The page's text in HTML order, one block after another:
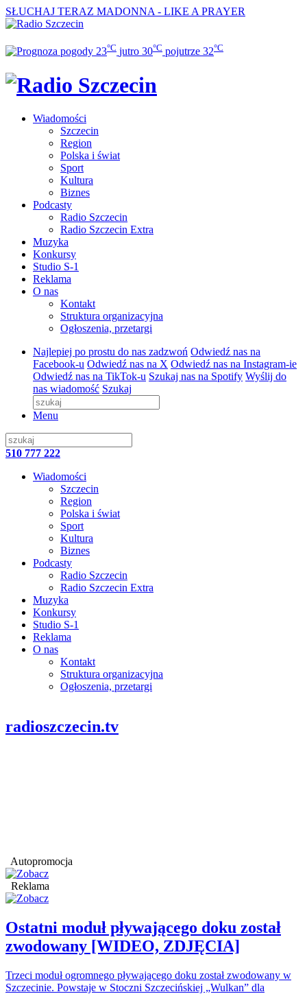
SŁUCHAJ TERAZ MADONNA - LIKE A PRAYER
23°C jutro 30°C pojutrze 32°C
Wiadomości
Szczecin
Region
Polska i świat
Sport
Kultura
Biznes
Podcasty
Radio Szczecin
Radio Szczecin Extra
Muzyka
Konkursy
Studio S-1
Reklama
O nas
Kontakt
Struktura organizacyjna
Ogłoszenia, przetargi
Najlepiej po prostu do nas zadzwoń Odwiedź nas na
Facebook-u Odwiedź nas na X Odwiedź nas na Instagram-ie
Odwiedź nas na TikTok-u Szukaj nas na Spotify Wyślij do
nas wiadomość Szukaj
Menu
510 777 222
Wiadomości
Szczecin
Region
Polska i świat
Sport
Kultura
Biznes
Podcasty
Radio Szczecin
Radio Szczecin Extra
Muzyka
Konkursy
Studio S-1
Reklama
O nas
Kontakt
Struktura organizacyjna
Ogłoszenia, przetargi
radioszczecin.tv
Autopromocja
Reklama
Ostatni moduł pływającego doku został
zwodowany [WIDEO, ZDJĘCIA]
Trzeci moduł ogromnego pływającego doku został zwodowany w
Szczecinie. Powstaje w Stoczni Szczecińskiej „Wulkan” dla